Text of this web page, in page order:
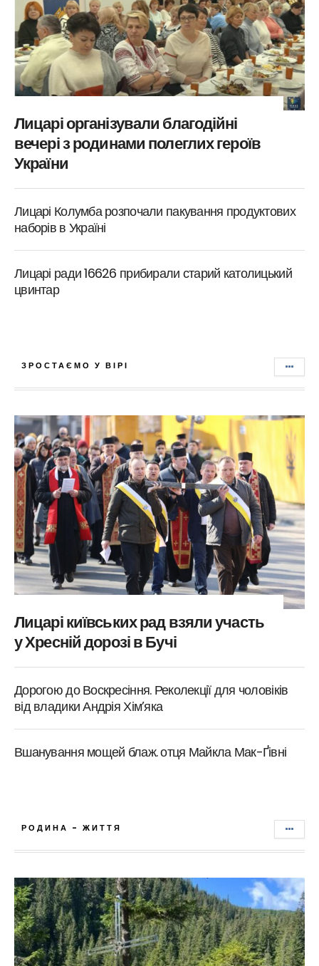
Лицарі організували благодійні
вечері з родинами полеглих героїв
України
Лицарі Колумба розпочали пакування продуктових
наборів в Україні
Лицарі ради 16626 прибирали старий католицький
цвинтар
ЗРОСТАЄМО У ВІРІ
Лицарі київських рад взяли участь
у Хресній дорозі в Бучі
Дорогою до Воскресіння. Реколекції для чоловіків
від владики Андрія Хім’яка
Вшанування мощей блаж. отця Майкла Мак-Ґівні
РОДИНА - ЖИТТЯ